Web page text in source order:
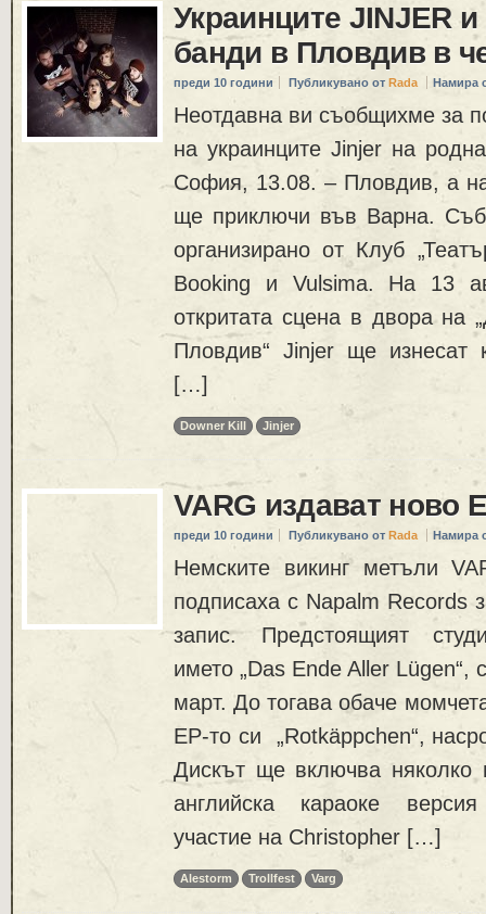
Украинците JINJER
банди в Пловдив в
преди 10 години Публикувано от Rada Намира
Неотдавна ви съобщихме за
на украинците Jinjer на
София, 13.08. – Пловдив, а
ще приключи във Варна.
организирано от Клуб
Booking и Vulsima. На 13
откритата сцена в двора на
Пловдив“ Jinjer ще изнесат
[…]
Downer Kill Jinjer
VARG издават ново
преди 10 години Публикувано от Rada Намира
Немските викинг метъли
подписаха с Napalm Records
запис. Предстоящият
името „Das Ende Aller Lügen“,
март. До тогава обаче
EP-то си „Rotkäppchen“,
Дискът ще включва няколко
английска караоке
участие на Christopher […]
Alestorm Trollfest Varg